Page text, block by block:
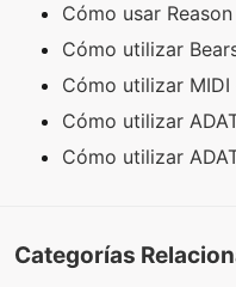
Cómo usar
Cómo utilizar
Cómo utilizar
Cómo utilizar
Cómo utilizar
Categorías